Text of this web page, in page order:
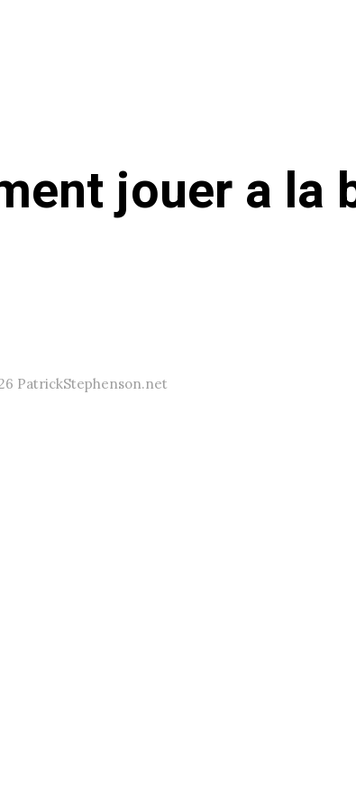
jouer a la
PatrickStephenson.net